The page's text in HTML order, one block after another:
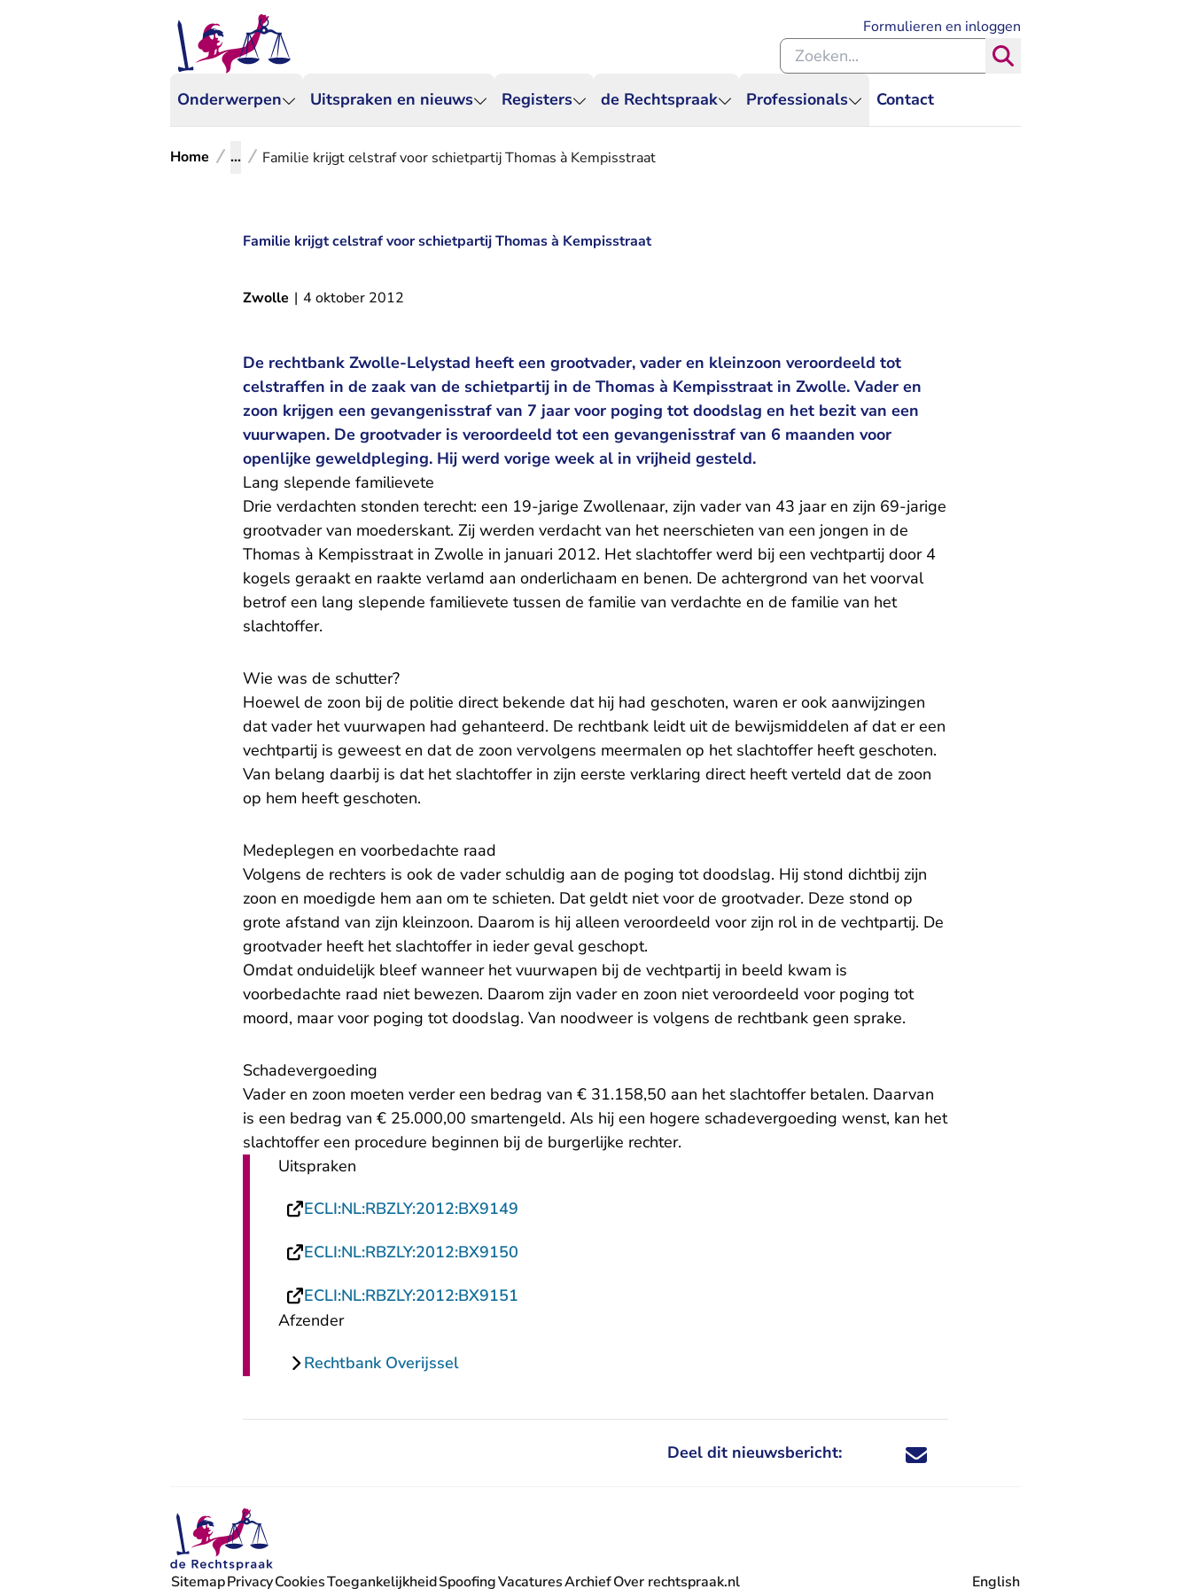
Onderwerpen Uitspraken en nieuws Registers de Rechtspraak Professionals Contact
Formulieren en inloggen
Zoeken binnen de Rechtspraak
Home ... Familie krijgt celstraf voor schietpartij Thomas à Kempisstraat
Familie krijgt celstraf voor schietpartij Thomas à Kempisstraat
Zwolle | 4 oktober 2012
De rechtbank Zwolle-Lelystad heeft een grootvader, vader en kleinzoon veroordeeld tot
celstraffen in de zaak van de schietpartij in de Thomas à Kempisstraat in Zwolle. Vader en
zoon krijgen een gevangenisstraf van 7 jaar voor poging tot doodslag en het bezit van een
vuurwapen. De grootvader is veroordeeld tot een gevangenisstraf van 6 maanden voor
openlijke geweldpleging. Hij werd vorige week al in vrijheid gesteld.
Lang slepende familievete
Drie verdachten stonden terecht: een 19-jarige Zwollenaar, zijn vader van 43 jaar en zijn 69-jarige
grootvader van moederskant. Zij werden verdacht van het neerschieten van een jongen in de
Thomas à Kempisstraat in Zwolle in januari 2012. Het slachtoffer werd bij een vechtpartij door 4
kogels geraakt en raakte verlamd aan onderlichaam en benen. De achtergrond van het voorval
betrof een lang slepende familievete tussen de familie van verdachte en de familie van het
slachtoffer.
Wie was de schutter?
Hoewel de zoon bij de politie direct bekende dat hij had geschoten, waren er ook aanwijzingen
dat vader het vuurwapen had gehanteerd. De rechtbank leidt uit de bewijsmiddelen af dat er een
vechtpartij is geweest en dat de zoon vervolgens meermalen op het slachtoffer heeft geschoten.
Van belang daarbij is dat het slachtoffer in zijn eerste verklaring direct heeft verteld dat de zoon
op hem heeft geschoten.
Medeplegen en voorbedachte raad
Volgens de rechters is ook de vader schuldig aan de poging tot doodslag. Hij stond dichtbij zijn
zoon en moedigde hem aan om te schieten. Dat geldt niet voor de grootvader. Deze stond op
grote afstand van zijn kleinzoon. Daarom is hij alleen veroordeeld voor zijn rol in de vechtpartij. De
grootvader heeft het slachtoffer in ieder geval geschopt.
Omdat onduidelijk bleef wanneer het vuurwapen bij de vechtpartij in beeld kwam is
voorbedachte raad niet bewezen. Daarom zijn vader en zoon niet veroordeeld voor poging tot
moord, maar voor poging tot doodslag. Van noodweer is volgens de rechtbank geen sprake.
Schadevergoeding
Vader en zoon moeten verder een bedrag van € 31.158,50 aan het slachtoffer betalen. Daarvan
is een bedrag van € 25.000,00 smartengeld. Als hij een hogere schadevergoeding wenst, kan het
slachtoffer een procedure beginnen bij de burgerlijke rechter.
Uitspraken
ECLI:NL:RBZLY:2012:BX9149
ECLI:NL:RBZLY:2012:BX9150
ECLI:NL:RBZLY:2012:BX9151
Afzender
Rechtbank Overijssel
Deel dit nieuwsbericht: Deel dit nieuwsbericht via X - U verlaat
Deel dit nieuwsbericht via Facebook - U
Deel dit nieuwsbericht via e-mail
Deel dit nieuwsbericht via LinkedIn - U
SitemapPrivacyCookiesToegankelijkheidSpoofingVacaturesArchiefOver rechtspraak.nl English